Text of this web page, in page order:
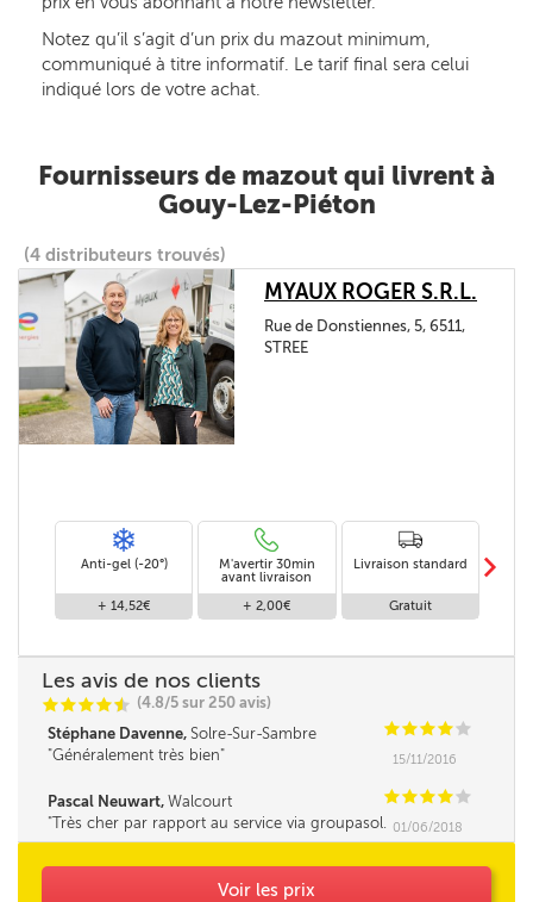
Notez qu’il s’agit d’un prix du mazout minimum,
communiqué à titre informatif. Le tarif final sera celui
indiqué lors de votre achat.
Fournisseurs de mazout qui livrent à
Gouy-Lez-Piéton
(4 distributeurs trouvés)
MYAUX ROGER S.R.L.
Rue de Donstiennes, 5, 6511,
STREE
Anti-gel (-20°)
+ 14,52€
M'avertir 30min
avant livraison
+ 2,00€
Livraison standard
Gratuit
m
Les avis de nos clients
CCCCi
@ (4.8/5 sur 250 avis)
Stéphane Davenne, Solre-Sur-Sambre CCCC C
Généralement très bien
15/11/2016
Pascal Neuwart, Walcourt CCCC C
Très cher par rapport au service via groupasol.
Seul le délai m'a obligé à commander là. Je m'y
la qualité du service mais chacun agit de la
01/06/2018
Voir les prix